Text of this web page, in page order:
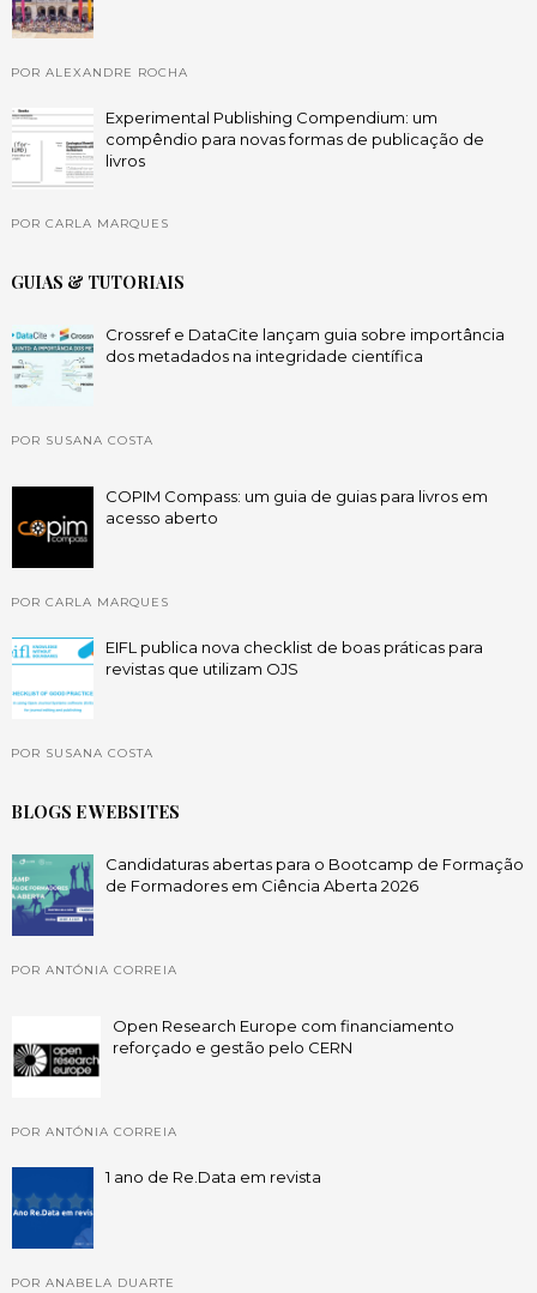
POR ALEXANDRE ROCHA
Experimental Publishing Compendium: um
compêndio para novas formas de publicação de
livros
POR CARLA MARQUES
GUIAS & TUTORIAIS
Crossref e DataCite lançam guia sobre importância
dos metadados na integridade científica
POR SUSANA COSTA
COPIM Compass: um guia de guias para livros em
acesso aberto
POR CARLA MARQUES
EIFL publica nova checklist de boas práticas para
revistas que utilizam OJS
POR SUSANA COSTA
BLOGS E WEBSITES
Candidaturas abertas para o Bootcamp de Formação
de Formadores em Ciência Aberta 2026
POR ANTÓNIA CORREIA
Open Research Europe com financiamento
reforçado e gestão pelo CERN
POR ANTÓNIA CORREIA
1 ano de Re.Data em revista
POR ANABELA DUARTE